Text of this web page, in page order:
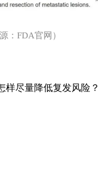
： FDA官网）
样尽量降低复发风险？